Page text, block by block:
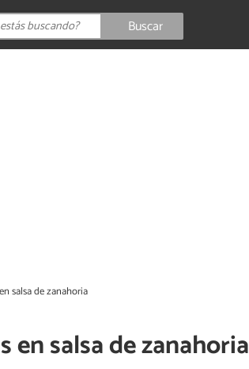
Buscar
salsa de zanahoria
en salsa de zanahoria